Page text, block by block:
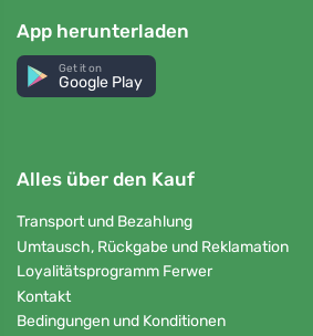
App herunterladen
Get it on
Google Play
Alles über den Kauf
Transport und Bezahlung
Umtausch, Rückgabe und Reklamation
Loyalitätsprogramm Ferwer
Kontakt
Bedingungen und Konditionen